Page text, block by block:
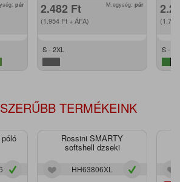
pár 2.482 Ft
(1.954 Ft + ÁFA)
M.egység: pár
S - 2XL
(1.792
S - XL
TERMÉKEINK
Rossini SMARTY
softshell dzseki
HH63806XL